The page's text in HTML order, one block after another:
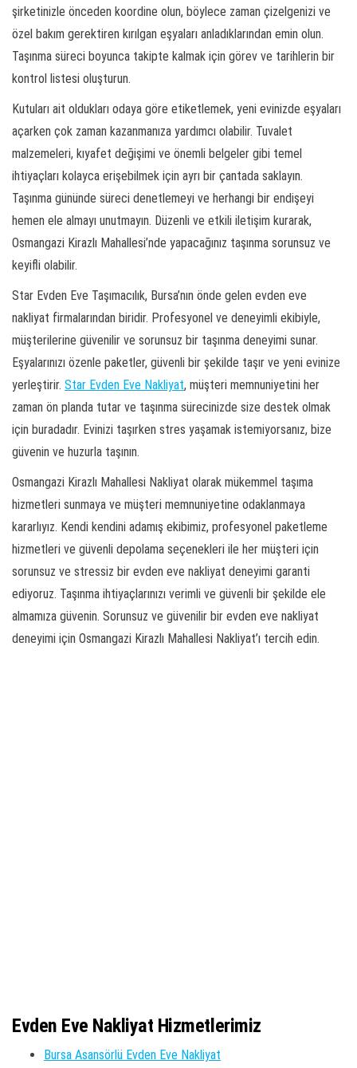
şirketinizle önceden koordine olun, böylece zaman çizelgenizi ve
özel bakım gerektiren kırılgan eşyaları anladıklarından emin olun.
Taşınma süreci boyunca takipte kalmak için görev ve tarihlerin bir
kontrol listesi oluşturun.
Kutuları ait oldukları odaya göre etiketlemek, yeni evinizde eşyaları
açarken çok zaman kazanmanıza yardımcı olabilir. Tuvalet
malzemeleri, kıyafet değişimi ve önemli belgeler gibi temel
ihtiyaçları kolayca erişebilmek için ayrı bir çantada saklayın.
Taşınma gününde süreci denetlemeyi ve herhangi bir endişeyi
hemen ele almayı unutmayın. Düzenli ve etkili iletişim kurarak,
Osmangazi Kirazlı Mahallesi’nde yapacağınız taşınma sorunsuz ve
keyifli olabilir.
Star Evden Eve Taşımacılık, Bursa’nın önde gelen evden eve
nakliyat firmalarından biridir. Profesyonel ve deneyimli ekibiyle,
müşterilerine güvenilir ve sorunsuz bir taşınma deneyimi sunar.
Eşyalarınızı özenle paketler, güvenli bir şekilde taşır ve yeni evinize
yerleştirir. Star Evden Eve Nakliyat, müşteri memnuniyetini her
zaman ön planda tutar ve taşınma sürecinizde size destek olmak
için buradadır. Evinizi taşırken stres yaşamak istemiyorsanız, bize
güvenin ve huzurla taşının.
Osmangazi Kirazlı Mahallesi Nakliyat olarak mükemmel taşıma
hizmetleri sunmaya ve müşteri memnuniyetine odaklanmaya
kararlıyız. Kendi kendini adamış ekibimiz, profesyonel paketleme
hizmetleri ve güvenli depolama seçenekleri ile her müşteri için
sorunsuz ve stressiz bir evden eve nakliyat deneyimi garanti
ediyoruz. Taşınma ihtiyaçlarınızı verimli ve güvenli bir şekilde ele
almamıza güvenin. Sorunsuz ve güvenilir bir evden eve nakliyat
deneyimi için Osmangazi Kirazlı Mahallesi Nakliyat’ı tercih edin.
Evden Eve Nakliyat Hizmetlerimiz
Bursa Asansörlü Evden Eve Nakliyat